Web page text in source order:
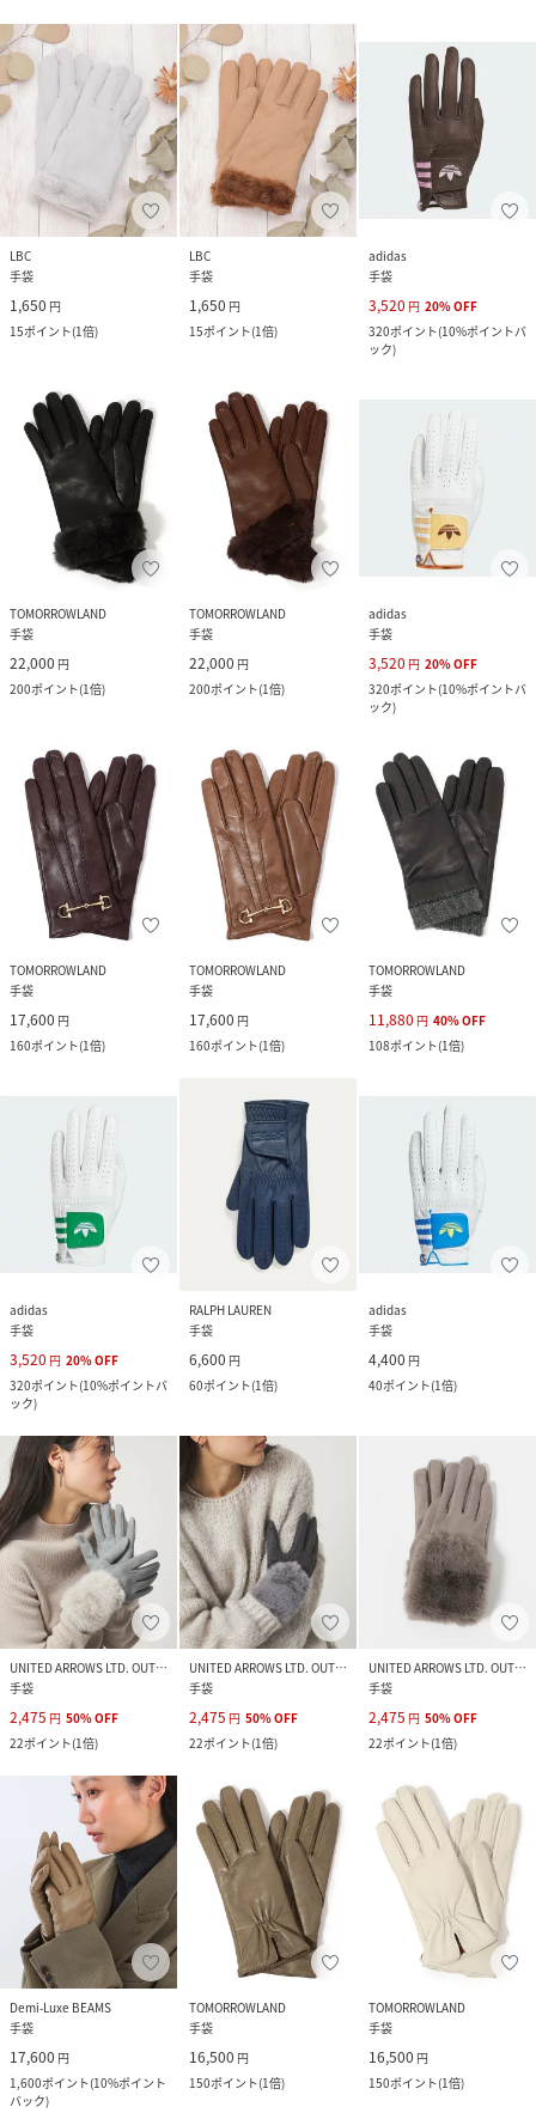
LBC
手袋
1,650 円
15ポイント(1倍)
LBC
手袋
1,650 円
15ポイント(1倍)
adidas
手袋
3,520 円 20%OFF
320ポイント(10%ポイントバ
ック)
TOMORROWLAND
手袋
22,000 円
200ポイント(1倍)
TOMORROWLAND
手袋
22,000 円
200ポイント(1倍)
adidas
手袋
3,520 円 20%OFF
320ポイント(10%ポイントバ
ック)
TOMORROWLAND
手袋
17,600 円
160ポイント(1倍)
TOMORROWLAND
手袋
17,600 円
160ポイント(1倍)
TOMORROWLAND
手袋
11,880 円 40%OFF
108ポイント(1倍)
adidas
手袋
3,520 円 20%OFF
320ポイント(10%ポイントバ
ック)
RALPH LAUREN
手袋
6,600 円
60ポイント(1倍)
adidas
手袋
4,400 円
40ポイント(1倍)
UNITED ARROWS LTD. OUTLET
手袋
2,475 円 50%OFF
22ポイント(1倍)
UNITED ARROWS LTD. OUTLET
手袋
2,475 円 50%OFF
22ポイント(1倍)
UNITED ARROWS LTD. OUTLET
手袋
2,475 円 50%OFF
22ポイント(1倍)
Demi-Luxe BEAMS
手袋
17,600 円
1,600ポイント(10%ポイント
バック)
TOMORROWLAND
手袋
16,500 円
150ポイント(1倍)
TOMORROWLAND
手袋
16,500 円
150ポイント(1倍)